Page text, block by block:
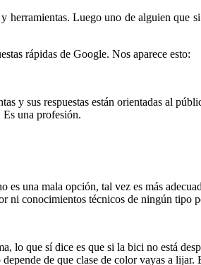
Luego uno de alguien que
rápidas de Google. Nos aparece esto:
y sus respuestas están orientadas al
Es una profesión.
una mala opción, tal vez es más
ni conocimientos técnicos de ningún tipo
lo que sí dice es que si la bici no está
de que clase de color vayas a